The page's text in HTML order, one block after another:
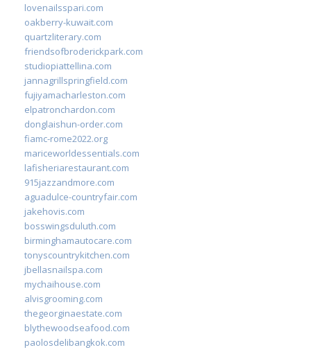
lovenailsspari.com
oakberry-kuwait.com
quartzliterary.com
friendsofbroderickpark.com
studiopiattellina.com
jannagrillspringfield.com
fujiyamacharleston.com
elpatronchardon.com
donglaishun-order.com
fiamc-rome2022.org
mariceworldessentials.com
lafisheriarestaurant.com
915jazzandmore.com
aguadulce-countryfair.com
jakehovis.com
bosswingsduluth.com
birminghamautocare.com
tonyscountrykitchen.com
jbellasnailspa.com
mychaihouse.com
alvisgrooming.com
thegeorginaestate.com
blythewoodseafood.com
paolosdelibangkok.com